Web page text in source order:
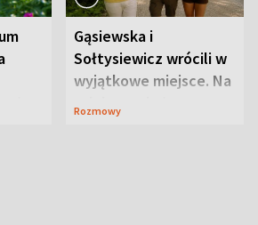
Gąsiewska i
Sołtysiewicz wrócili w
wyjątkowe miejsce. Na
szlaku czekał
Rozmowy